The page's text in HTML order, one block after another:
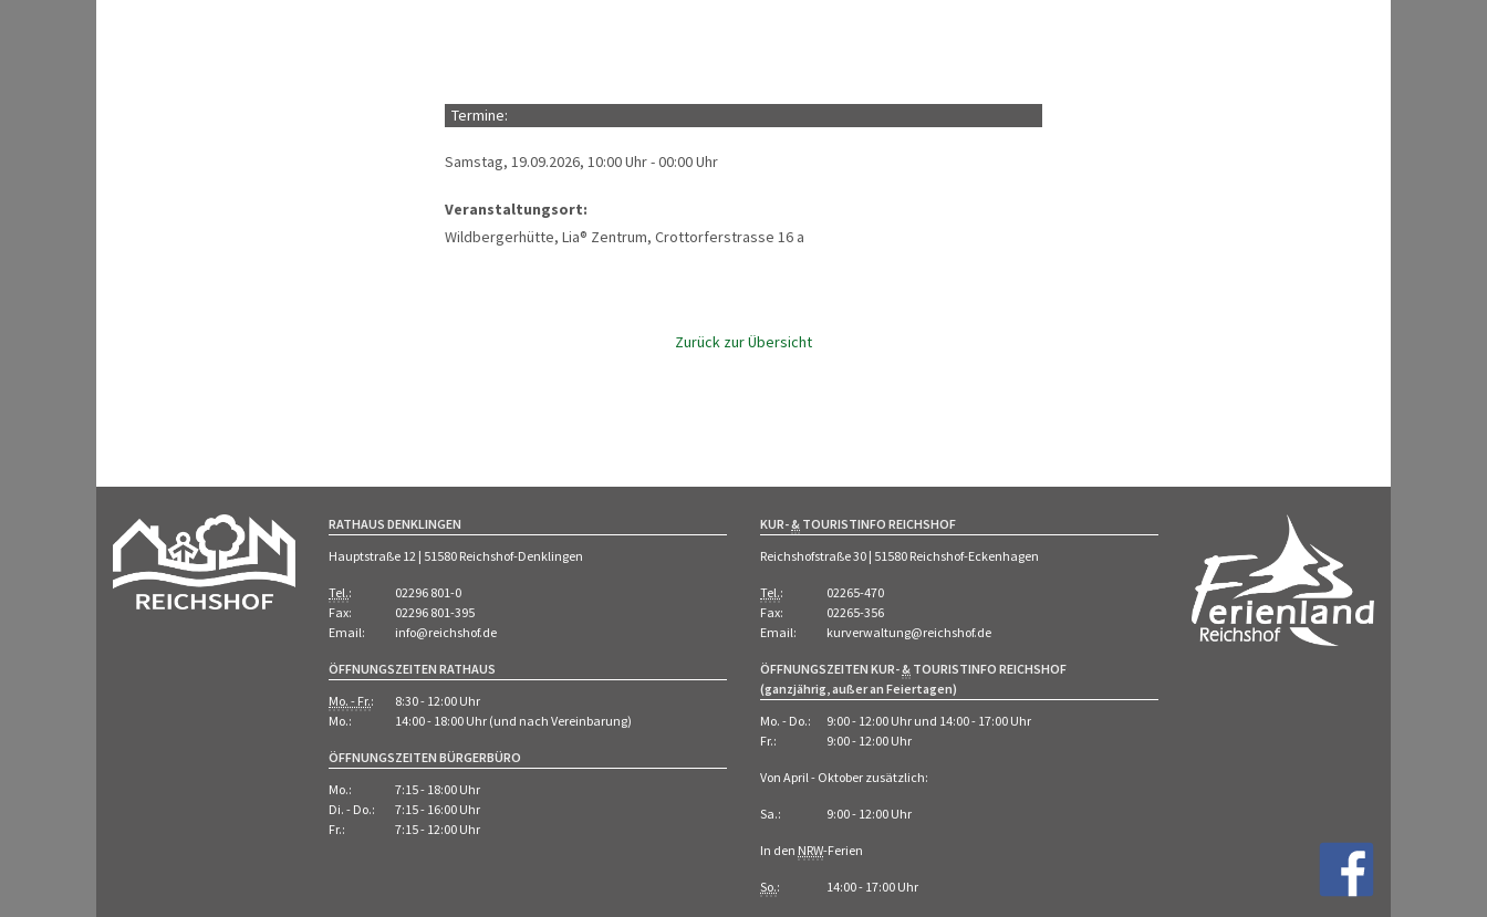
Termine:
Samstag, 19.09.2026, 10:00 Uhr - 00:00 Uhr
Veranstaltungsort:
Wildbergerhütte, Lia® Zentrum, Crottorferstrasse 16 a
Zurück zur Übersicht
RATHAUS DENKLINGEN
Hauptstraße 12 | 51580 Reichshof-Denklingen
Tel.:
02296 801-0
Fax:
02296 801-395
Email:
info@reichshof.de
ÖFFNUNGSZEITEN RATHAUS
Mo. - Fr.:
8:30 - 12:00 Uhr
Mo.:
14:00 - 18:00 Uhr (und nach Vereinbarung)
ÖFFNUNGSZEITEN BÜRGERBÜRO
Mo.:
7:15 - 18:00 Uhr
Di. - Do.:
7:15 - 16:00 Uhr
Fr.:
7:15 - 12:00 Uhr
KUR-& TOURISTINFO REICHSHOF
Reichshofstraße 30 | 51580 Reichshof-Eckenhagen
Tel.:
02265-470
Fax:
02265-356
Email:
kurverwaltung@reichshof.de
ÖFFNUNGSZEITEN KUR-& TOURISTINFO REICHSHOF
(ganzjährig, außer an Feiertagen)
Mo. - Do.:
9:00 - 12:00 Uhr und 14:00 - 17:00 Uhr
Fr.:
9:00 - 12:00 Uhr
Von April - Oktober zusätzlich:
Sa.: 9:00 - 12:00 Uhr
In den NRW-Ferien
So.: 14:00 - 17:00 Uhr